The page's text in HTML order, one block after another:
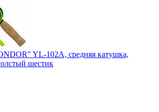
YL-102A, средняя катушка,
шестик